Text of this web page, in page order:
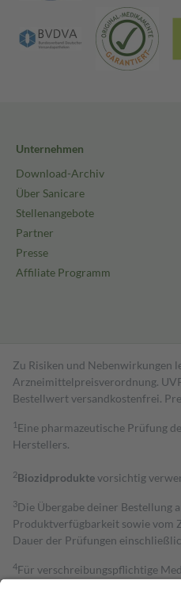
Unternehmen
Download-Archiv
Über Sanicare
Stellenangebote
Partner
Presse
Affiliate Programm
Zu Risiken und Nebenwirkungen
Arzneimittelpreisverordnung.
Bestell­wert versand­kosten­frei.
1 Eine pharmazeutische Prüfung
Herstellers.
2Biozidproduktevorsichtig
3Die Übergabe deiner Bestellung
Produktverfügbarkeit sowie vom
Dauer der Prüfungen
4Für verschreibungspflichtige